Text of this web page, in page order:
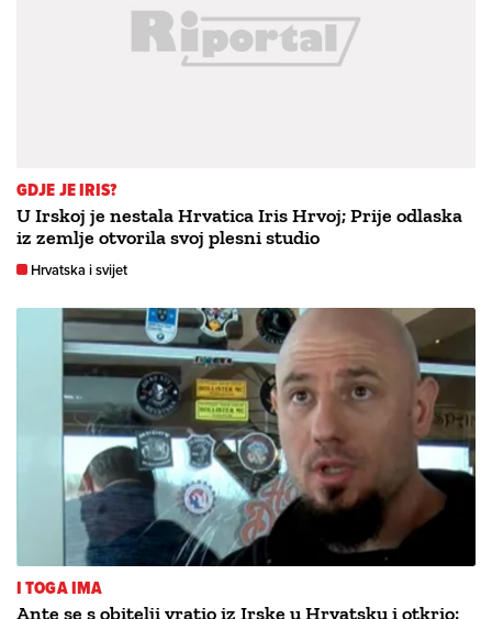
GDJE JE IRIS?
U Irskoj je nestala Hrvatica Iris Hrvoj; Prije odlaska
iz zemlje otvorila svoj plesni studio
Hrvatska i svijet
I TOGA IMA
Ante se s obitelji vratio iz Irske u Hrvatsku i otkrio: